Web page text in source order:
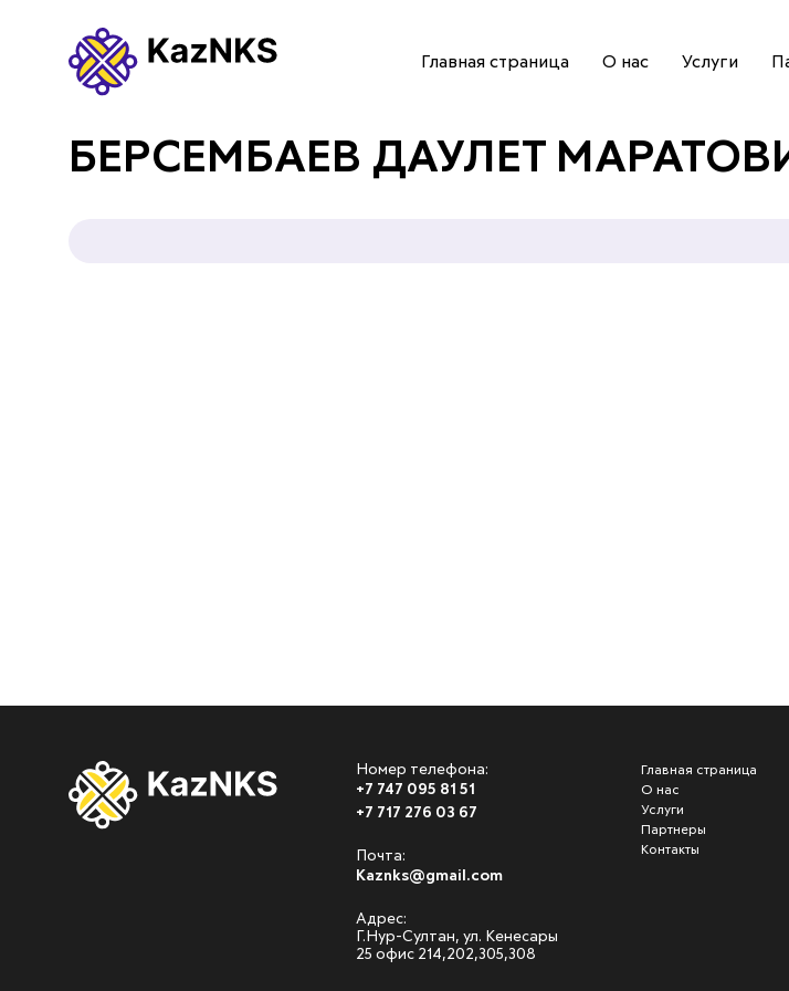
ГЛАВНАЯ СТРАНИЦА
Главная страница О нас Услуги
БЕРСЕМБАЕВ ДАУЛЕТ
Номер телефона:
+7 747 095 81 51
+7 717 276 03 67
Почта:
Kaznks@gmail.com
Адрес:
Г.Нур-Султан, ул. Кенесары
25 офис 214,202,305,308
Главная страница
О нас
Услуги
Партнеры
Контакты